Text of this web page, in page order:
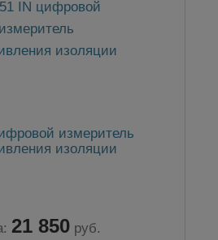
измеритель
изоляции
21 850 руб.